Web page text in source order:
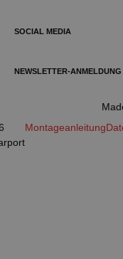
SOCIAL MEDIA
NEWSLETTER-ANMELDUNG
Montageanleitung